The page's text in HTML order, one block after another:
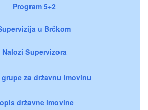
Program 5+2
u Brčkom
Nalozi Supervizora
grupe za državnu imovinu
državne imovine